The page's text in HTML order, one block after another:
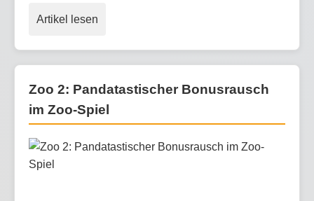
Artikel lesen
Zoo 2: Pandatastischer Bonusrausch
im Zoo-Spiel